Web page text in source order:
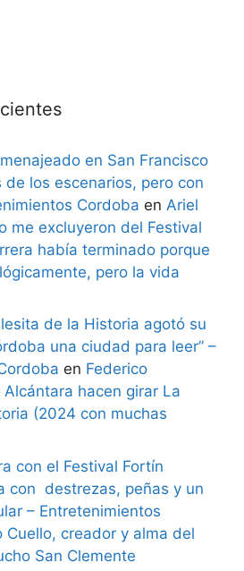
en San Francisco
de los escenarios, pero con
Cordoba en Ariel
me excluyeron del Festival
había terminado porque
pero la vida
de la Historia agotó su
una ciudad para leer” –
en Federico
hacen girar La
(2024 con muchas
con el Festival Fortín
con destrezas, peñas y un
– Entretenimientos
Cuello, creador y alma del
San Clemente